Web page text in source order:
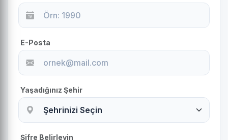
E-Posta
Yaşadığınız Şehir
Şifre Belirleyin